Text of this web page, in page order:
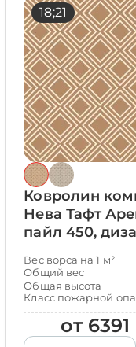
94;25 18;21
Ковролин
Нева Тафт
пайл 450,
Вес ворса на 1 м²
Общий вес
Общая высота
Класс пожарной
от 6391